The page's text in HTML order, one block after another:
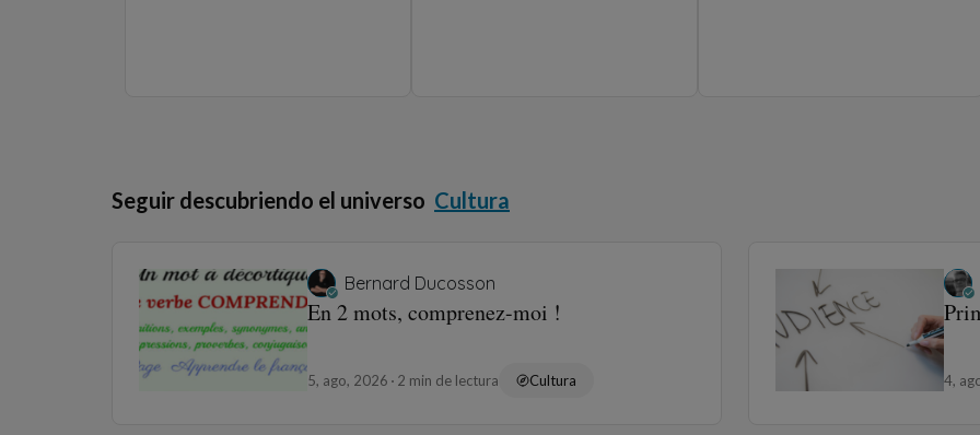
Seguir descubriendo el universo Cultura
Bernard Ducosson
En 2 mots, comprenez-moi !
5, ago, 2026 2 min de lectura Cultura 4,